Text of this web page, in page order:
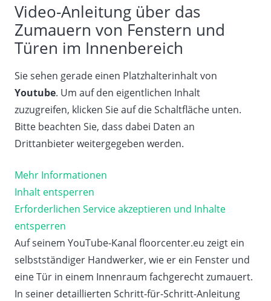
Video-Anleitung über das
Zumauern von Fenstern und
Türen im Innenbereich
Sie sehen gerade einen Platzhalterinhalt von
Youtube. Um auf den eigentlichen Inhalt
zuzugreifen, klicken Sie auf die Schaltfläche unten.
Bitte beachten Sie, dass dabei Daten an
Drittanbieter weitergegeben werden.
Mehr Informationen
Inhalt entsperren
Erforderlichen Service akzeptieren und Inhalte
entsperren
Auf seinem YouTube-Kanal floorcenter.eu zeigt ein
selbstständiger Handwerker, wie er ein Fenster und
eine Tür in einem Innenraum fachgerecht zumauert.
In seiner detaillierten Schritt-für-Schritt-Anleitung